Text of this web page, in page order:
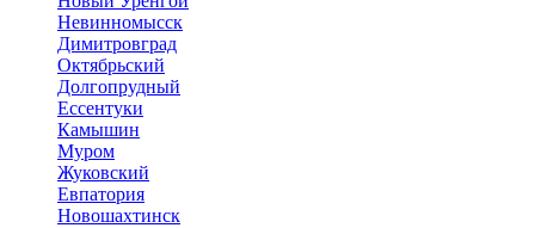
Невинномысск
Димитровград
Октябрьский
Долгопрудный
Ессентуки
Камышин
Муром
Жуковский
Евпатория
Новошахтинск